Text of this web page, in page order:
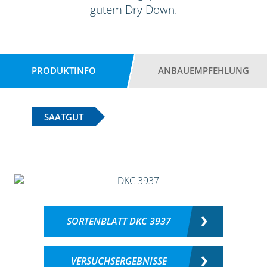
gutem Dry Down.
PRODUKTINFO ANBAUEMPFEHLUNG
SAATGUT
SORTENBLATT DKC 3937
VERSUCHSERGEBNISSE